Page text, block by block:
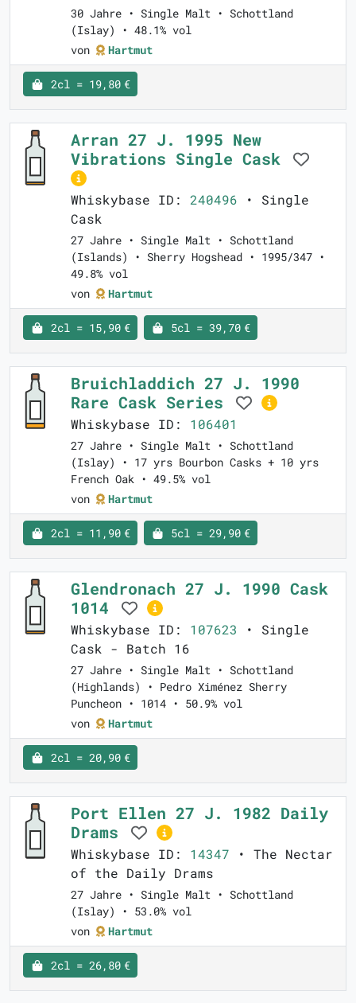
30 Jahre • Single Malt • Schottland
(Islay) • 48.1% vol
von
Hartmut
2cl = 19,80 €
Arran 27 J. 1995 New
Vibrations Single Cask
Whiskybase ID: 240496 • Single
Cask
27 Jahre • Single Malt • Schottland
(Islands) • Sherry Hogshead • 1995/347 •
49.8% vol
von
Hartmut
2cl = 15,90 € 5cl = 39,70 €
Bruichladdich 27 J. 1990
Rare Cask Series
Whiskybase ID: 106401
27 Jahre • Single Malt • Schottland
(Islay) • 17 yrs Bourbon Casks + 10 yrs
French Oak • 49.5% vol
von
Hartmut
2cl = 11,90 € 5cl = 29,90 €
Glendronach 27 J. 1990 Cask
1014
Whiskybase ID: 107623 • Single
Cask - Batch 16
27 Jahre • Single Malt • Schottland
(Highlands) • Pedro Ximénez Sherry
Puncheon • 1014 • 50.9% vol
von
Hartmut
2cl = 20,90 €
Port Ellen 27 J. 1982 Daily
Drams
Whiskybase ID: 14347 • The Nectar
of the Daily Drams
27 Jahre • Single Malt • Schottland
(Islay) • 53.0% vol
von
Hartmut
2cl = 26,80 €